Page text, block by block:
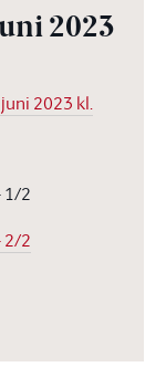
2023
2023 kl.
1/2
2/2